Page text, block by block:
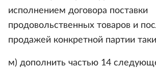
исполнением договора поставки
продовольственных товаров и
продажей конкретной партии
м) дополнить частью 14